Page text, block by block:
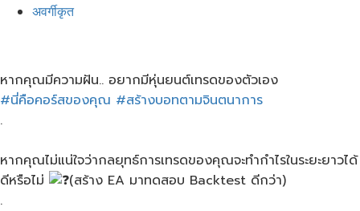
अवर्गीकृत
หากคุณมีความฝัน.. อยากมีหุ่นยนต์​เทรดของตัวเอง
#นี่คือคอร์สของคุณ #สร้างบอทตามจินตนาการ
.
หากคุณไม่แน่ใจว่ากลยุทธ์​การเทรดของคุณจะทำกำไรในระยะยาวได้
ดีหรือไม่​
(สร้าง​ EA​ มาทดสอบ​ Backtest​ ดีกว่า)​
.